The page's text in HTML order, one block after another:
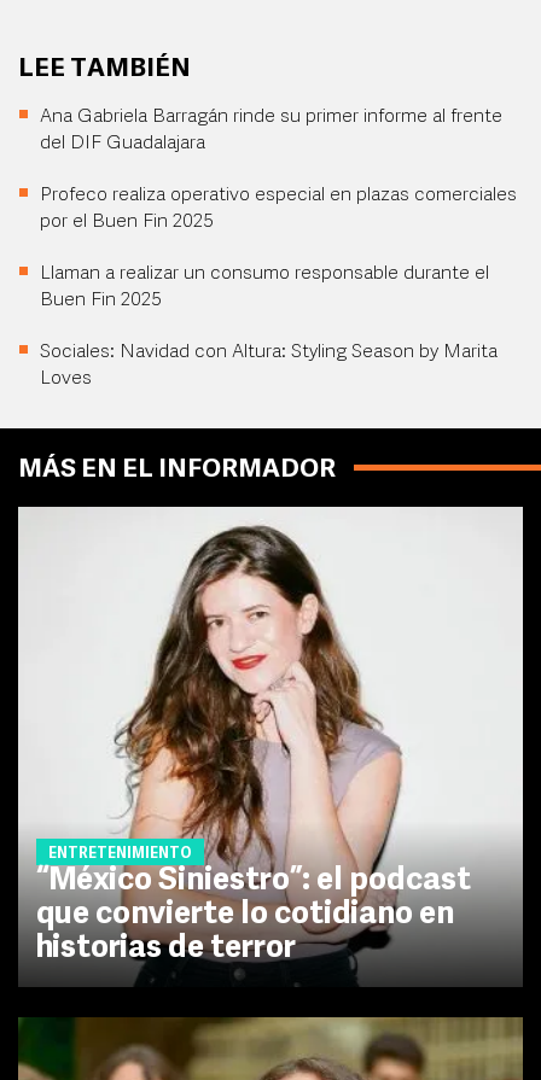
LEE TAMBIÉN
Ana Gabriela Barragán rinde su primer informe al frente
del DIF Guadalajara
Profeco realiza operativo especial en plazas comerciales
por el Buen Fin 2025
Llaman a realizar un consumo responsable durante el
Buen Fin 2025
Sociales: Navidad con Altura: Styling Season by Marita
Loves
MÁS EN EL INFORMADOR
ENTRETENIMIENTO
“México Siniestro”: el podcast
que convierte lo cotidiano en
historias de terror